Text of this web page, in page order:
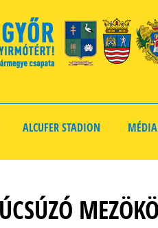
ALCUFER STADION MÉDIA